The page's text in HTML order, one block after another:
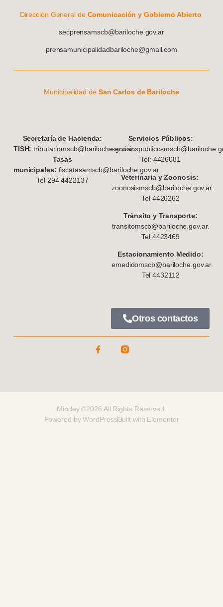
Dirección General de Comunicación y Gobierno Abierto
secprensamscb@bariloche.gov.ar
prensamunicipalidadbariloche@gmail.com
Municipalidad deSan Carlos de Bariloche
Secretaría de Hacienda:
TISH: tributariomscb@bariloche.gov.ar
Tasas
municipales: fiscatasamscb@bariloche.gov.ar.
Tel 294 4422137
Servicios Públicos:
Tel: 4426081
Veterinaria y Zoonosis:
zoonosismscb@bariloche.gov.ar.
Tel 4426262
Tránsito y Transporte:
transitomscb@bariloche.gov.ar.
Tel 4423469
Estacionamiento Medido:
emedidomscb@bariloche.gov.ar.
Tel 4432112
Otros contactos
Mindey ©2026 All Rights Reserved.
Powered by WordPressBuilt with Elementor